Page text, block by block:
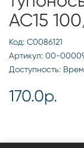
АС15
Код: С0086121
Артикул: 00-
Доступность:
170.0р.